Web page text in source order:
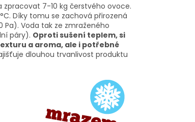
zpracovat 7-10 kg čerstvého ovoce.
Díky tomu se zachová přirozená
Pa). Voda tak ze zmraženého
páry). Oproti sušení teplem, si
a aroma, ale i potřebné
dlouhou trvanlivost produktu